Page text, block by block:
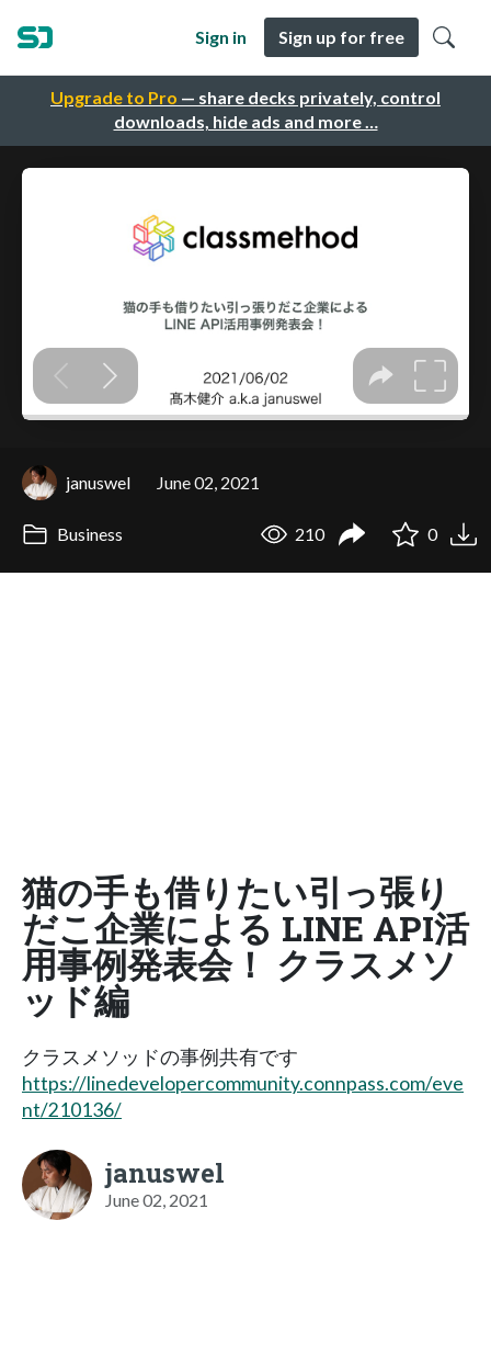
Upgrade to Pro — share decks privately, control
downloads, hide ads and more …
Sign in Sign up for free
januswel June 02, 2021
Business 210 0
猫の手も借りたい引っ張り
だこ企業による LINE API活
用事例発表会！ クラスメソ
ッド編
クラスメソッドの事例共有です
https://linedevelopercommunity.connpass.com/eve
nt/210136/
januswel
June 02, 2021